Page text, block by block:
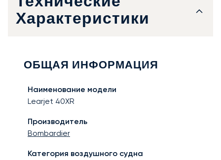
Характеристики
ОБЩАЯ ИНФОРМАЦИЯ
Наименование модели
Learjet 40XR
Производитель
Bombardier
Категория воздушного судна